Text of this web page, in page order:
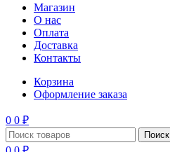
Магазин
О нас
Оплата
Доставка
Контакты
Корзина
Оформление заказа
0 0 ₽
Поиск